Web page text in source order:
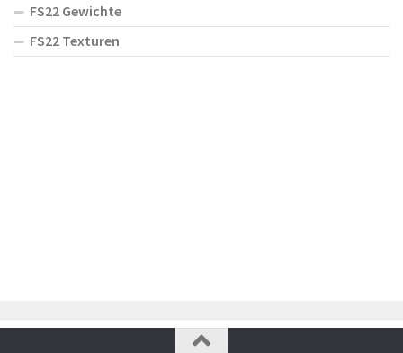
FS22 Gewichte
FS22 Texturen